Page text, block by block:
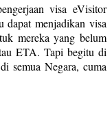
visa eVisitor
dapat menjadikan visa
mereka yang belum
ETA. Tapi begitu di
semua Negara, cuma